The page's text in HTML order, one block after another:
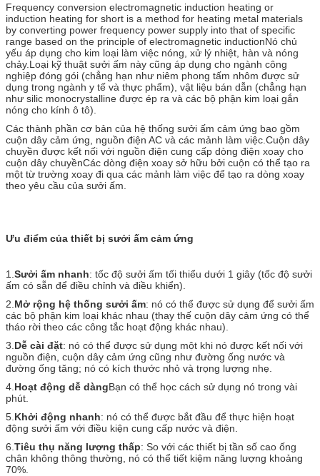
Frequency conversion electromagnetic induction heating or
induction heating for short is a method for heating metal materials
by converting power frequency power supply into that of specific
range based on the principle of electromagnetic inductionNó chủ
yếu áp dụng cho kim loại làm việc nóng, xử lý nhiệt, hàn và nóng
chảy.Loại kỹ thuật sưởi ấm này cũng áp dụng cho ngành công
nghiệp đóng gói (chẳng hạn như niêm phong tấm nhôm được sử
dụng trong ngành y tế và thực phẩm), vật liệu bán dẫn (chẳng hạn
như silic monocrystalline được ép ra và các bộ phận kim loại gắn
nóng cho kính ô tô).
Các thành phần cơ bản của hệ thống sưởi ấm cảm ứng bao gồm
cuộn dây cảm ứng, nguồn điện AC và các mảnh làm việc.Cuộn dây
chuyền được kết nối với nguồn điện cung cấp dòng điện xoay cho
cuộn dây chuyềnCác dòng điện xoay sở hữu bởi cuộn có thể tạo ra
một từ trường xoay đi qua các mảnh làm việc để tạo ra dòng xoay
theo yêu cầu của sưởi ấm.
Ưu điểm của thiết bị sưởi ấm cảm ứng
1. Sưởi ấm nhanh: tốc độ sưởi ấm tối thiểu dưới 1 giây (tốc độ sưởi
ấm có sẵn để điều chỉnh và điều khiển).
2. Mở rộng hệ thống sưởi ấm: nó có thể được sử dụng để sưởi ấm
các bộ phận kim loại khác nhau (thay thế cuộn dây cảm ứng có thể
tháo rời theo các công tắc hoạt động khác nhau).
3. Dễ cài đặt: nó có thể được sử dụng một khi nó được kết nối với
nguồn điện, cuộn dây cảm ứng cũng như đường ống nước và
đường ống tăng; nó có kích thước nhỏ và trọng lượng nhẹ.
4. Hoạt động dễ dàngBạn có thể học cách sử dụng nó trong vài
phút.
5. Khởi động nhanh: nó có thể được bắt đầu để thực hiện hoạt
động sưởi ấm với điều kiện cung cấp nước và điện.
6. Tiêu thụ năng lượng thấp: So với các thiết bị tần số cao ống
chân không thông thường, nó có thể tiết kiệm năng lượng khoảng
70%.